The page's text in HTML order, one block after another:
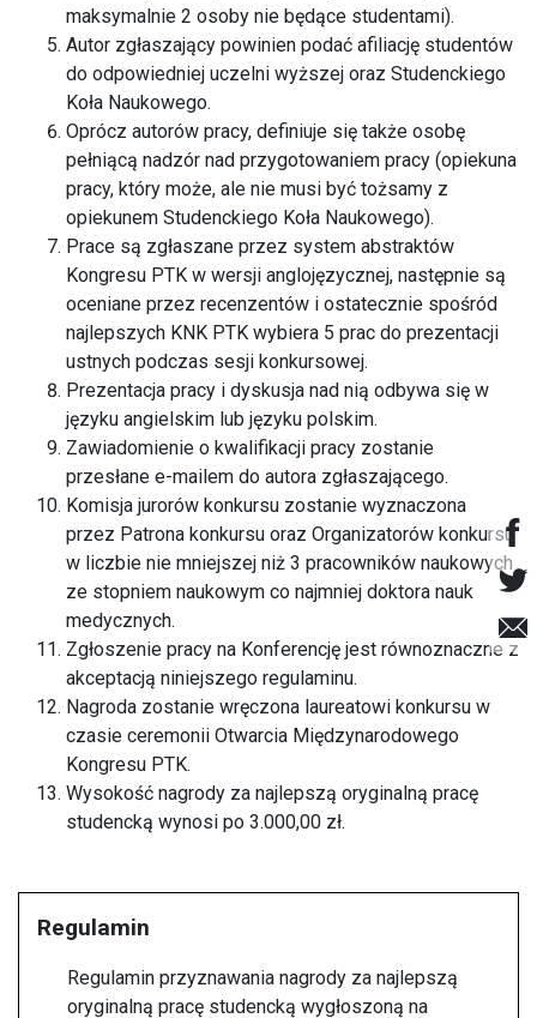
maksymalnie 2 osoby nie będące studentami).
Autor zgłaszający powinien podać afiliację studentów
do odpowiedniej uczelni wyższej oraz Studenckiego
Koła Naukowego.
Oprócz autorów pracy, definiuje się także osobę
pełniącą nadzór nad przygotowaniem pracy (opiekuna
pracy, który może, ale nie musi być tożsamy z
opiekunem Studenckiego Koła Naukowego).
Prace są zgłaszane przez system abstraktów
Kongresu PTK w wersji anglojęzycznej, następnie są
oceniane przez recenzentów i ostatecznie spośród
najlepszych KNK PTK wybiera 5 prac do prezentacji
ustnych podczas sesji konkursowej.
Prezentacja pracy i dyskusja nad nią odbywa się w
języku angielskim lub języku polskim.
Zawiadomienie o kwalifikacji pracy zostanie
przesłane e-mailem do autora zgłaszającego.
Komisja jurorów konkursu zostanie wyznaczona
przez Patrona konkursu oraz Organizatorów konkursu
w liczbie nie mniejszej niż 3 pracowników naukowych
ze stopniem naukowym co najmniej doktora nauk
medycznych.
Zgłoszenie pracy na Konferencję jest równoznaczne z
akceptacją niniejszego regulaminu.
Nagroda zostanie wręczona laureatowi konkursu w
czasie ceremonii Otwarcia Międzynarodowego
Kongresu PTK.
Wysokość nagrody za najlepszą oryginalną pracę
studencką wynosi po 3.000,00 zł.
Regulamin
Regulamin przyznawania nagrody za najlepszą
oryginalną pracę studencką wygłoszoną na